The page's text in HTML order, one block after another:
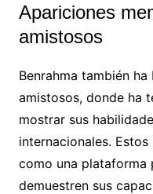
Apariciones
amistosos
Benrahma también
amistosos, donde ha
mostrar sus
internacionales.
como una plataforma
demuestren sus